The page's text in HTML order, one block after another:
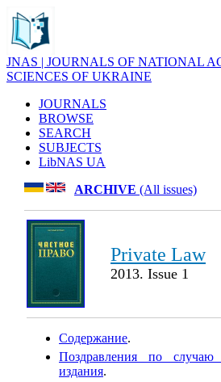
JNAS | JOURNALS OF NATIONAL
SCIENCES OF UKRAINE
JOURNALS
BROWSE
SEARCH
SUBJECTS
LibNAS UA
ARCHIVE (All issues)
Private Law
2013. Issue 1
Содержание.
Поздравления по случаю
издания.